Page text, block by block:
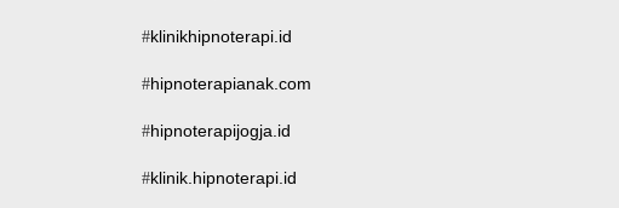
#klinikhipnoterapi.id
#hipnoterapianak.com
#hipnoterapijogja.id
#klinik.hipnoterapi.id